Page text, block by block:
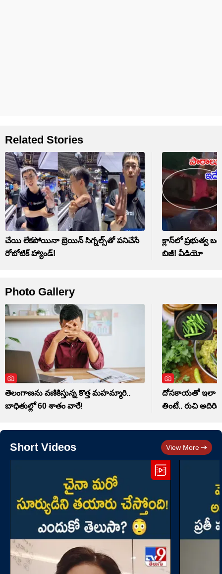
Related Stories
చేయి లేకపోయినా బ్రెయిన్ సిగ్నల్స్‌తో పనిచేసే
రోబోటిక్ హ్యాండ్!
క్లాస్‌లో ప్రభుత్వ
బిజీ! వీడియో
Photo Gallery
తెలంగాణను వణికిస్తున్న కొత్త మహమ్మారి..
బాధితుల్లో 60 శాతం వారే!
దోసకాయతో ఇలా
తింటే.. రుచి
Short Videos View More